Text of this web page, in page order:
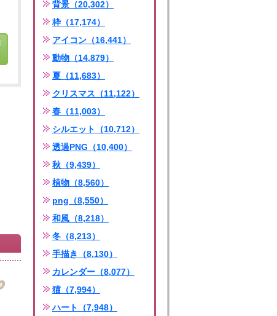
背景（20,302）
枠（17,174）
アイコン（16,441）
動物（14,879）
夏（11,683）
クリスマス（11,122）
春（11,003）
シルエット（10,712）
透過PNG（10,400）
秋（9,439）
植物（8,560）
png（8,550）
和風（8,218）
冬（8,213）
手描き（8,130）
カレンダー（8,077）
猫（7,994）
ハート（7,948）